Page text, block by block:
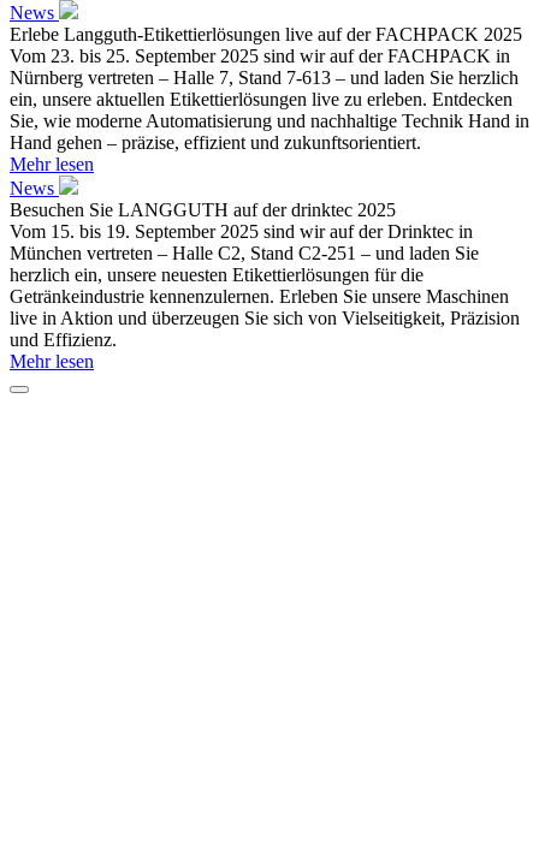
News
Erlebe Langguth-Etikettierlösungen live auf der FACHPACK 2025
Vom 23. bis 25. September 2025 sind wir auf der FACHPACK in
Nürnberg vertreten – Halle 7, Stand 7-613 – und laden Sie herzlich
ein, unsere aktuellen Etikettierlösungen live zu erleben. Entdecken
Sie, wie moderne Automatisierung und nachhaltige Technik Hand in
Hand gehen – präzise, effizient und zukunftsorientiert.
Mehr lesen
News
Besuchen Sie LANGGUTH auf der drinktec 2025
Vom 15. bis 19. September 2025 sind wir auf der Drinktec in
München vertreten – Halle C2, Stand C2-251 – und laden Sie
herzlich ein, unsere neuesten Etikettierlösungen für die
Getränkeindustrie kennenzulernen. Erleben Sie unsere Maschinen
live in Aktion und überzeugen Sie sich von Vielseitigkeit, Präzision
und Effizienz.
Mehr lesen